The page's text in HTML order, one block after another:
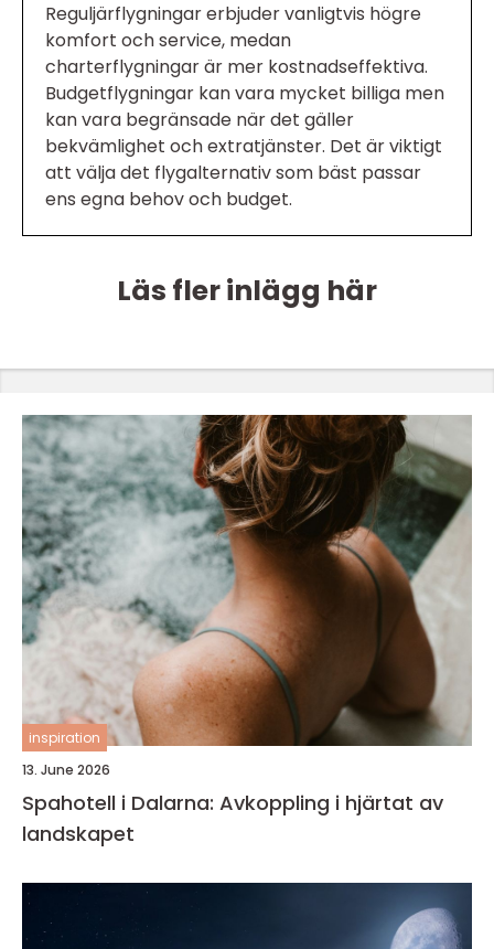
Reguljärflygningar erbjuder vanligtvis högre
komfort och service, medan
charterflygningar är mer kostnadseffektiva.
Budgetflygningar kan vara mycket billiga men
kan vara begränsade när det gäller
bekvämlighet och extratjänster. Det är viktigt
att välja det flygalternativ som bäst passar
ens egna behov och budget.
Läs fler inlägg här
inspiration
13. June 2026
Spahotell i Dalarna: Avkoppling i hjärtat av
landskapet